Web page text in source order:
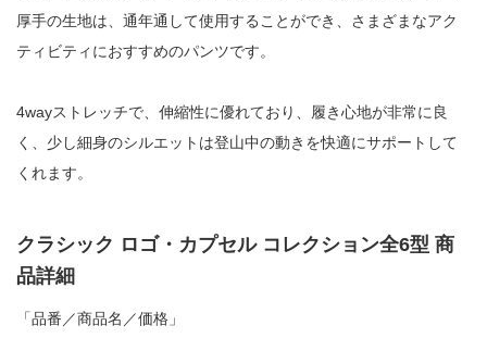
厚手の生地は、通年通して使用することができ、さまざまなアク
ティビティにおすすめのパンツです。
4wayストレッチで、伸縮性に優れており、履き心地が非常に良
く、少し細身のシルエットは登山中の動きを快適にサポートして
くれます。
クラシック ロゴ・カプセル コレクション全6型 商
品詳細
「品番／商品名／価格」